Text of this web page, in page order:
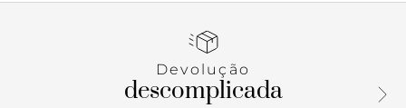
calcanhar, que facilita o calce. De bico redondo, o tênis tem
ilhós decorativos e costuras pesponto em branco.
Devolução
descomplicada